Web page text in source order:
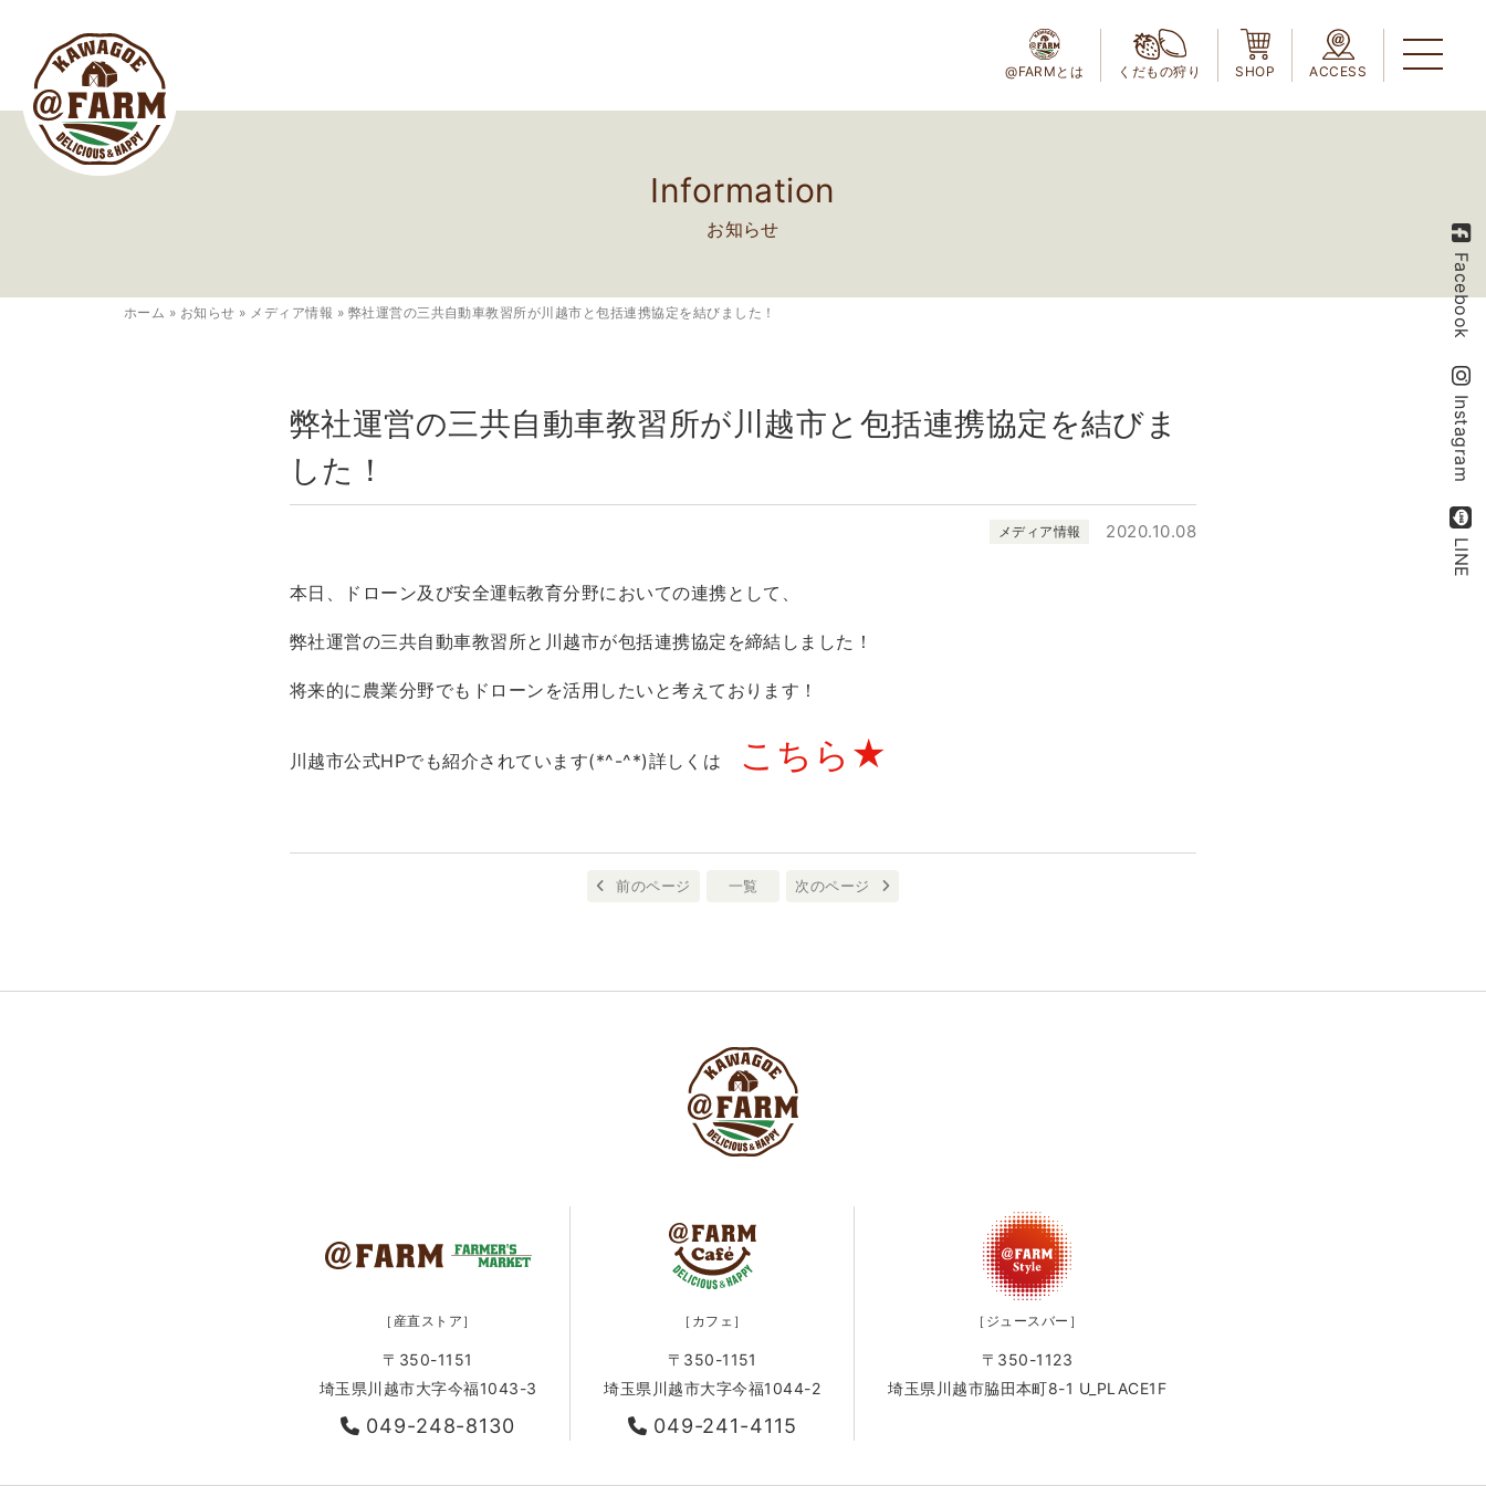
@FARMとは くだもの狩り SHOP ACCESS
Information
お知らせ
ホーム » お知らせ » メディア情報 » 弊社運営の三共自動車教習所が川越市と包括連携協定を結びました！
弊社運営の三共自動車教習所が川越市と包括連携協定を結びま
した！
メディア情報 2020.10.08
本日、ドローン及び安全運転教育分野においての連携として、
弊社運営の三共自動車教習所と川越市が包括連携協定を締結しました！
将来的に農業分野でもドローンを活用したいと考えております！
川越市公式HPでも紹介されています(*^-^*)詳しくは こちら★
前のページ 一覧 次のページ
Facebook
Instagram
LINE
［産直ストア］
〒350-1151
埼玉県川越市大字今福1043-3
049-248-8130
［カフェ］
〒350-1151
埼玉県川越市大字今福1044-2
049-241-4115
［ジュースバー］
〒350-1123
埼玉県川越市脇田本町8-1 U_PLACE1F